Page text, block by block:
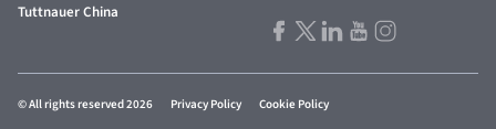
Tuttnauer China
© All rights reserved 2026 Privacy Policy Cookie Policy